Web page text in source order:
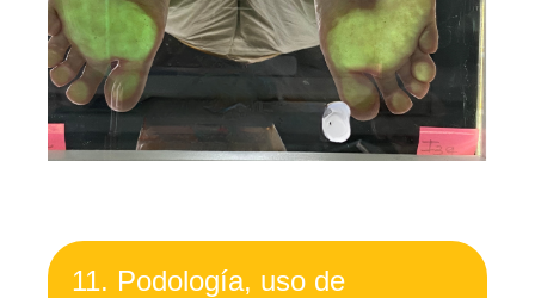
11. Podología, uso de